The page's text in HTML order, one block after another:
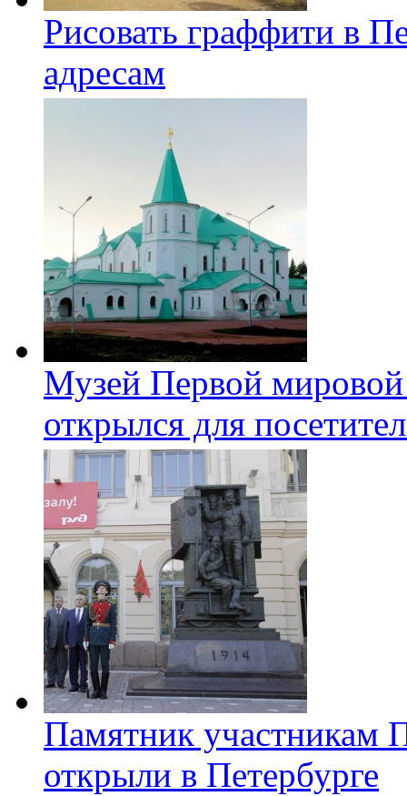
Рисовать граффити в
адресам
Музей Первой
открылся для
Памятник участникам
открыли в Петербурге